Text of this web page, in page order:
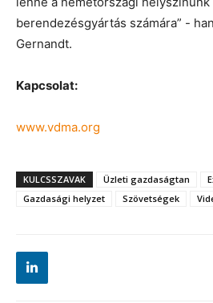
berendezésgyártás számára” -
Gernandt.
Kapcsolat:
www.vdma.org
KULCSSZAVAK Üzleti gazdaságtan
Gazdasági helyzet
Szövetségek